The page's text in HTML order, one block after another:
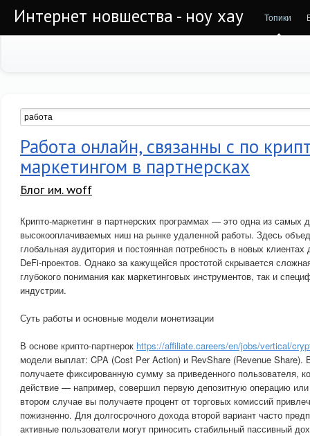
Интернет новшества - ноу хау Топики
Работа онлайн, связанны с по
маркетингом в партнерсках
Блог им. woff
Крипто-маркетинг в партнерских программах — это одна из самых
высокооплачиваемых ниш на рынке удаленной работы. Здесь
глобальная аудитория и постоянная потребность в новых
DeFi-проектов. Однако за кажущейся простотой скрывается
глубокого понимания как маркетинговых инструментов, так и
индустрии.
Суть работы и основные модели монетизации
В основе крипто-партнерок https://affiliate.careers/en/jobs/vertical/
модели выплат: CPA (Cost Per Action) и RevShare (Revenue Share).
получаете фиксированную сумму за приведенного пользователя,
действие — например, совершил первую депозитную операцию
втором случае вы получаете процент от торговых комиссий
пожизненно. Для долгосрочного дохода второй вариант часто
активные пользователи могут приносить стабильный пассивный